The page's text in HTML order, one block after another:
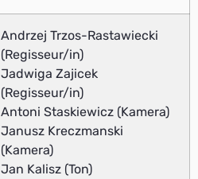
Andrzej Trzos-Rastawiecki
(Regisseur/in)
Jadwiga Zajicek
(Regisseur/in)
Antoni Staskiewicz (Kamera)
Janusz Kreczmanski
(Kamera)
Jan Kalisz (Ton)